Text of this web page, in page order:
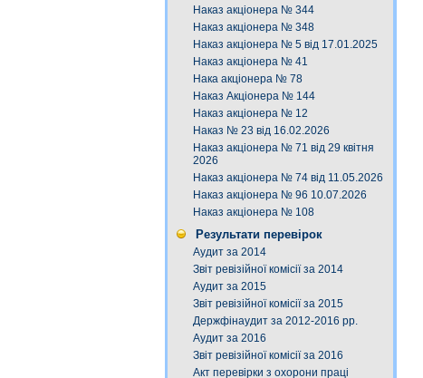
Наказ акціонера № 344
Наказ акціонера № 348
Наказ акціонера № 5 від 17.01.2025
Наказ акціонера № 41
Нака акціонера № 78
Наказ Акціонера № 144
Наказ акціонера № 12
Наказ № 23 від 16.02.2026
Наказ акціонера № 71 від 29 квітня
2026
Наказ акціонера № 74 від 11.05.2026
Наказ акціонера № 96 10.07.2026
Наказ акціонера № 108
Результати перевірок
Аудит за 2014
Звіт ревізійної комісії за 2014
Аудит за 2015
Звіт ревізійної комісії за 2015
Держфінаудит за 2012-2016 рр.
Аудит за 2016
Звіт ревізійної комісії за 2016
Акт перевірки з охорони праці